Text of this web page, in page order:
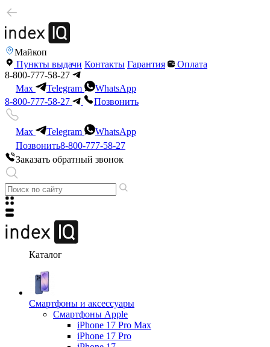
Майкоп
Пункты выдачи Контакты Гарантия
Оплата
8-800-777-58-27
Max
Telegram
WhatsApp
8-800-777-58-27
Позвонить
Max Telegram
WhatsApp
Позвонить8-800-777-58-27
Заказать обратный звонок
Каталог
Смартфоны и аксессуары
Смартфоны Apple
iPhone 17 Pro Max
iPhone 17 Pro